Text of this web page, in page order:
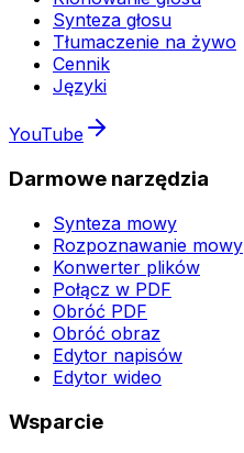
Synteza głosu
Tłumaczenie na żywo
Cennik
Języki
YouTube
Darmowe narzędzia
Synteza mowy
Rozpoznawanie mowy
Konwerter plików
Połącz w PDF
Obróć PDF
Obróć obraz
Edytor napisów
Edytor wideo
Wsparcie